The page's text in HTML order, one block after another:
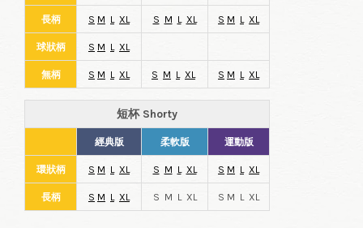
長柄 S M L XL S M L XL S M L XL
球狀柄 S M L XL
無柄 S M L XL S M L XL S M L XL
短杯 Shorty
經典版 柔軟版 運動版
環狀柄 S M L XL S M L XL S M L XL
長柄 S M L XL S M L XL S M L XL